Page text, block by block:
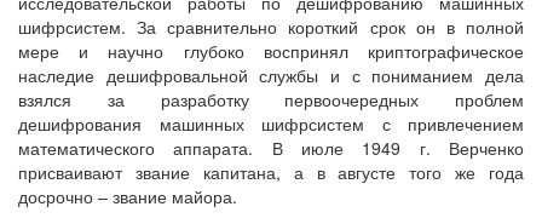
шифрсистем. За сравнительно короткий срок он в полной
мере и научно глубоко воспринял криптографическое
наследие дешифровальной службы и с пониманием дела
взялся за разработку первоочередных проблем
дешифрования машинных шифрсистем с привлечением
математического аппарата. В июле 1949 г. Верченко
присваивают звание капитана, а в августе того же года
досрочно – звание майора.